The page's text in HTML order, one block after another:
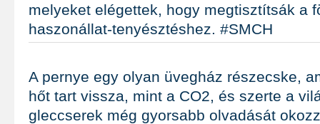
melyeket elégettek, hogy megtisztítsák a
haszonállat-tenyésztéshez. #SMCH
A pernye egy olyan üvegház részecske,
hőt tart vissza, mint a CO2, és szerte a
gleccserek még gyorsabb olvadását